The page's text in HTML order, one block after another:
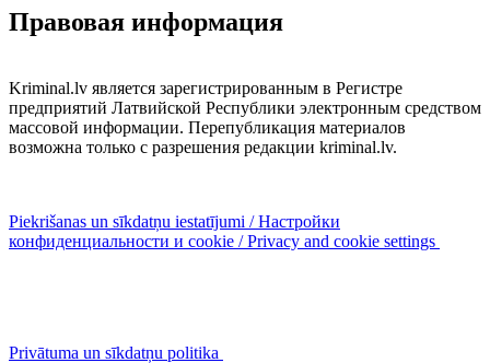
Правовая информация
Kriminal.lv является зарегистрированным в Регистре
предприятий Латвийской Республики электронным средством
массовой информации. Перепубликация материалов
возможна только с разрешения редакции kriminal.lv.
Piekrišanas un sīkdatņu iestatījumi / Настройки
конфиденциальности и cookie / Privacy and cookie settings
Privātuma un sīkdatņu politika